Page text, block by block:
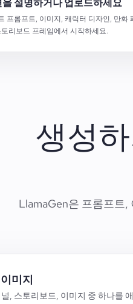
을 설명하거나 업로드하세요
프롬프트, 이미지, 캐릭터 디자인, 만화
토리보드 프레임에서 시작하세요.
생성
LlamaGen은 프롬프트
미지
, 스토리보드, 이미지 중 하나를